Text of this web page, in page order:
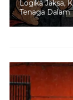
Logika Jaksa,
Tenaga Dalam